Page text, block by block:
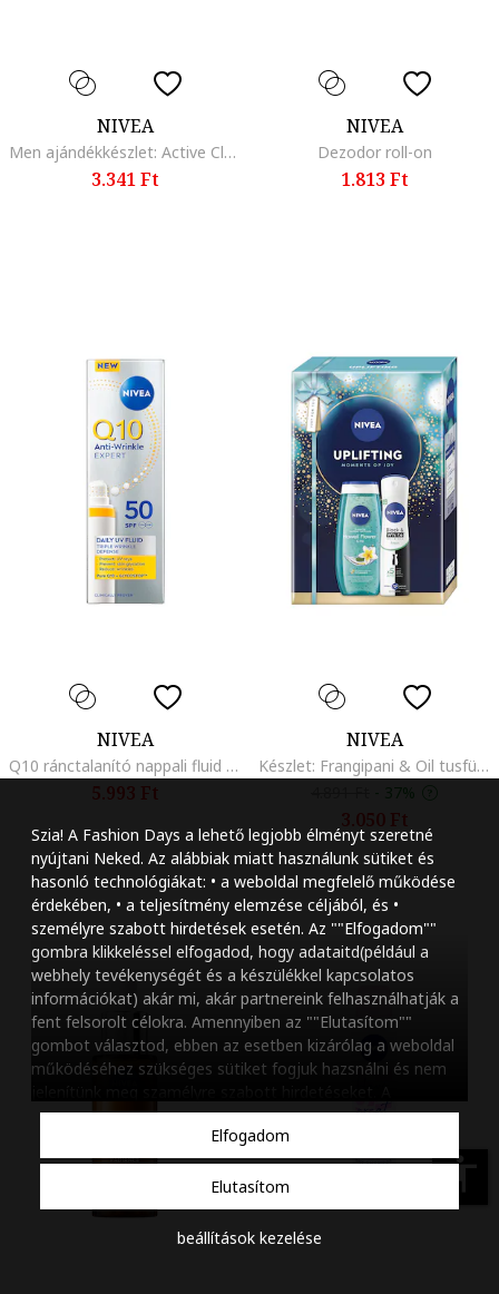
Szia! A Fashion Days a lehető legjobb élményt szeretné
nyújtani Neked. Az alábbiak miatt használunk sütiket és
hasonló technológiákat: • a weboldal megfelelő működése
érdekében, • a teljesítmény elemzése céljából, és •
személyre szabott hirdetések esetén. Az ""Elfogadom""
gombra klikkeléssel elfogadod, hogy adataitd(például a
webhely tevékenységét és a készülékkel kapcsolatos
információkat) akár mi, akár partnereink felhasználhatják a
fent felsorolt célokra. Amennyiben az ""Elutasítom""
gombot választod, ebben az esetben kizárólag a weboldal
működéséhez szükséges sütiket fogjuk hazsnálni és nem
beállításaidat bármikor módosíthatod, a ""Beállítások
kezelése"" gombra kattintva. Tudj meg többet
szabályzatunkról.
Elfogadom
Elutasítom
beállítások kezelése
NIVEA
Men ajándékkészlet: Active Clean tusfürdő, 250 ml + Invisible Black & White Power dezodor spray, 150 ml
3.341 Ft
NIVEA
Dezodor roll-on
1.813 Ft
NIVEA
Q10 ránctalanító nappali fluid UV-védelemmel, SPF 50, 40 ml
5.993 Ft
NIVEA
Készlet: Frangipani & Oil tusfürdő, 250 ml + NIVEA Invisible Black & White Clear dezodor spray, 150 ml
37%
3.050 Ft
accessibility
Szöveg méretének
Szöveg méretének
Szóköz növelése
Szóköz csökkentése
Sortávolság
Sortávolság
Színek invertálása
Szürke
Nagy kurzor